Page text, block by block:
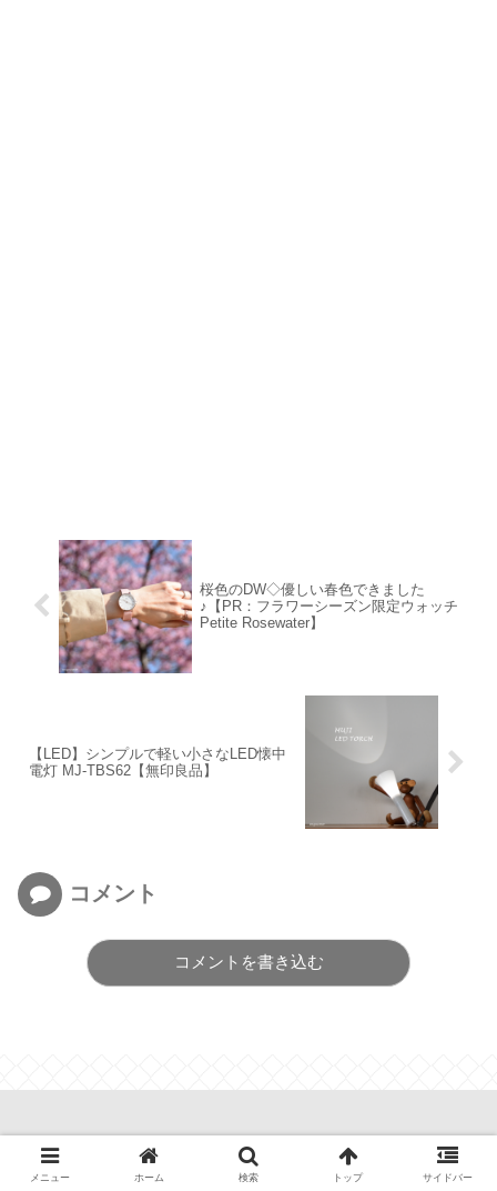
桜色のDW◇優しい春色できました
♪【PR：フラワーシーズン限定ウォッチ
Petite Rosewater】
【LED】シンプルで軽い小さなLED懐中
電灯 MJ‐TBS62【無印良品】
コメント
コメントを書き込む
わが家のここち。
© 2013 わが家のここち。.
メニュー ホーム 検索 トップ サイドバー